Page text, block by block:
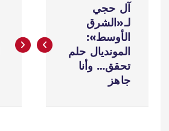
ص
آل حجي
لـ«الشرق
الأوسط»:
المونديال حلم
تحقق… وأنا
جاهز